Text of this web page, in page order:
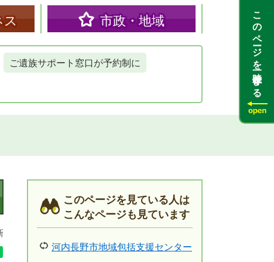
ス 市政・地域
ご遺族サポート窓口が予約制に
このページを見ている人は
こんなページも見ています
河内長野市地域包括支援センター
このページを一時保存する